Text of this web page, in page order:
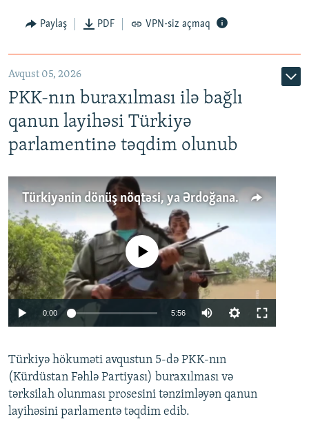
Paylaş PDF VPN-siz açmaq
Avqust 05, 2026
PKK-nın buraxılması ilə bağlı
qanun layihəsi Türkiyə
parlamentinə təqdim olunub
Türkiyənin dönüş nöqtəsi, ya Ərdoğana üçüncü şans: PKK ilə qəfil barışıq nə deməkdir?
Auto 240p 360p 480p
720p 1080p
No media source currently available
0:00 5:56
360p
480p
Türkiyə hökuməti avqustun 5-də PKK-nın
(Kürdüstan Fəhlə Partiyası) buraxılması və
tərksilah olunması prosesini tənzimləyən qanun
layihəsini parlamentə təqdim edib.